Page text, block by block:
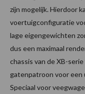
zijn mogelijk. Hierdoor
voertuigconfiguratie
lage eigengewichten
dus een maximaal
chassis van de XB-
gatenpatroon voor
Speciaal voor